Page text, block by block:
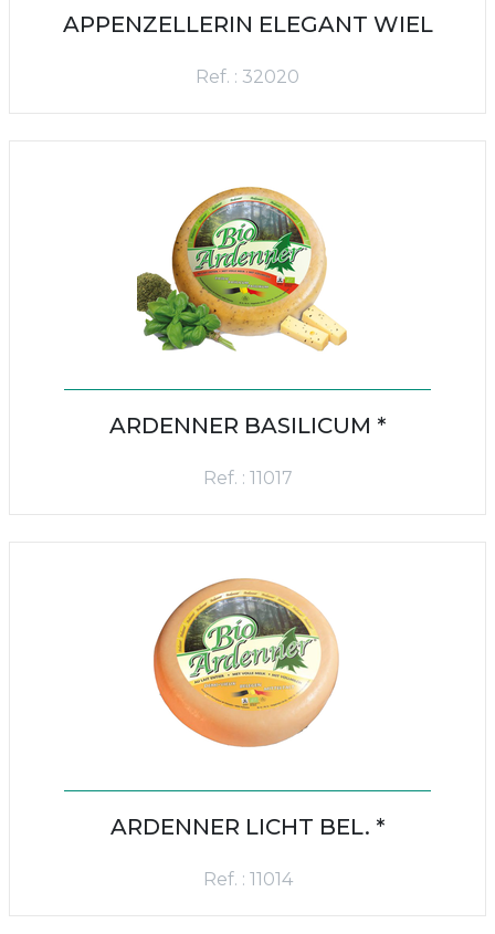
APPENZELLERIN ELEGANT WIEL
Ref. : 32020
ARDENNER BASILICUM *
Ref. : 11017
ARDENNER LICHT BEL. *
Ref. : 11014